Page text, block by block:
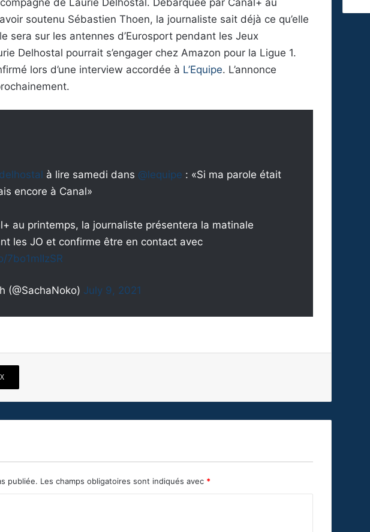
de Laurie Delhostal. Débarquée par Canal+ au
soutenu Sébastien Thoen, la journaliste sait déjà ce qu’elle
sera sur les antennes d’Eurosport pendant les Jeux
Delhostal pourrait s’engager chez Amazon pour la Ligue 1.
lors d’une interview accordée à L’Equipe. L’annonce
à lire samedi dans @lequipe : «Si ma parole était
encore à Canal»
au printemps, la journaliste présentera la matinale
les JO et confirme être en contact avec
7bo1mIIzSR
(@SachaNoko) July 9, 2021
X
publiée. Les champs obligatoires sont indiqués avec *